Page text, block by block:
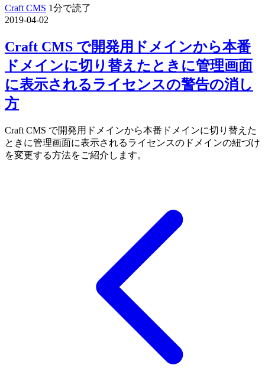
Craft CMS 1分で読了
2019-04-02
Craft CMS で開発用ドメインから本番
ドメインに切り替えたときに管理画面
に表示されるライセンスの警告の消し
方
Craft CMS で開発用ドメインから本番ドメインに切り替えた
ときに管理画面に表示されるライセンスのドメインの紐づけ
を変更する方法をご紹介します。